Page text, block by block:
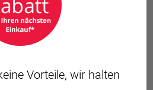
zu
in
Vorteile, wir halten